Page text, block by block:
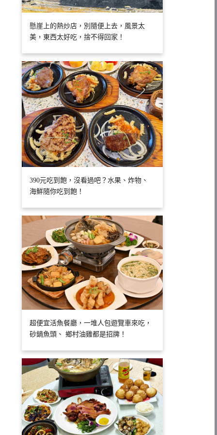
懸崖上的熱炒店，別隨便上去，風景太
美，東西太好吃，捨不得回家！
390元吃到飽，沒看過吧？水果、炸物、
海鮮隨你吃到飽！
超便宜活魚餐廳，一堆人包遊覽車來吃，
砂鍋魚頭、 鄉村油雞都是招牌！